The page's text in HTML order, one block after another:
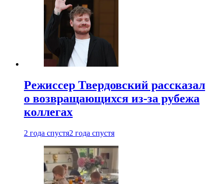
Режиссер Твердовский рассказал
о возвращающихся из-за рубежа
коллегах
2 года спустя2 года спустя